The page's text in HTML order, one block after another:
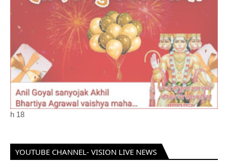
h 18
YOUTUBE CHANNEL- VISION LIVE NEWS